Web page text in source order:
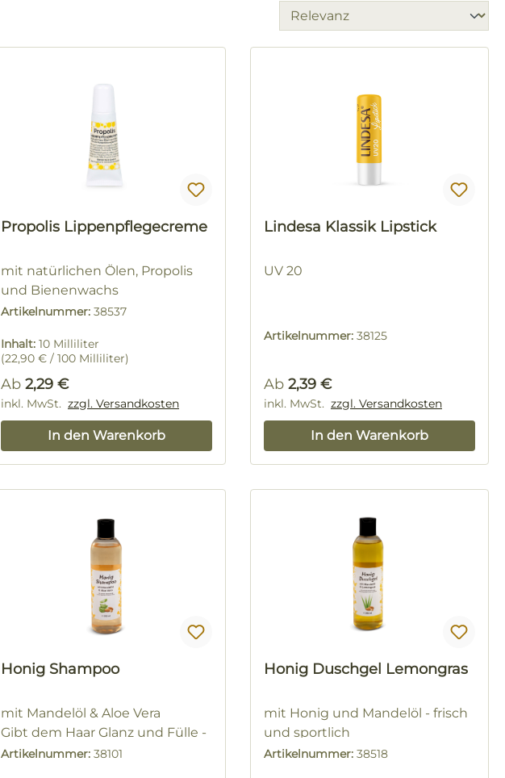
Propolis Lippenpflegecreme
mit natürlichen Ölen, Propolis
und Bienenwachs
10 ml
Artikelnummer: 38537
Inhalt: 10 Milliliter
(22,90 € / 100 Milliliter)
Regulärer Preis:
Ab 2,29 €
inkl. MwSt. zzgl. Versandkosten
In den Warenkorb
Lindesa Klassik Lipstick
UV 20
Artikelnummer: 38125
Regulärer Preis:
Ab 2,39 €
inkl. MwSt. zzgl. Versandkosten
In den Warenkorb
Honig Shampoo
mit Mandelöl & Aloe Vera
Gibt dem Haar Glanz und Fülle -
"Jeden-Tag-Shampoo"
Artikelnummer: 38101
Honig Duschgel Lemongras
mit Honig und Mandelöl - frisch
und sportlich
250 ml Flasche
Artikelnummer: 38518